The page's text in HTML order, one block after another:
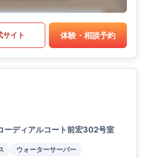
サイト 体験・相談予約
ーディアルコート前宏302号室
ウォーターサーバー